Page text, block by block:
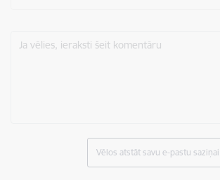
Ja vēlies, ieraksti šeit komentāru
Vēlos atstāt savu e-pastu saziņai